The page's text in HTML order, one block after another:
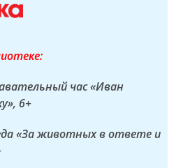
час «Иван
, 6+
«За животных в ответе и